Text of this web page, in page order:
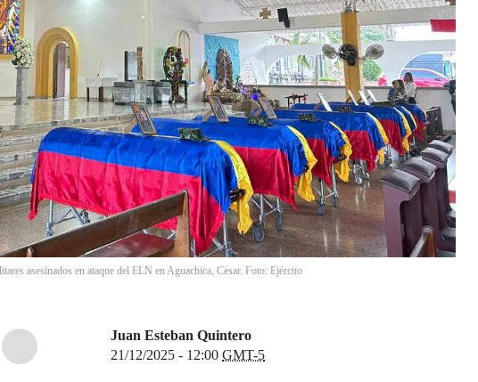
asesinados en ataque del ELN en Aguachica, Cesar. Foto: Ejército
Juan Esteban Quintero
21/12/2025 - 12:00 GMT-5